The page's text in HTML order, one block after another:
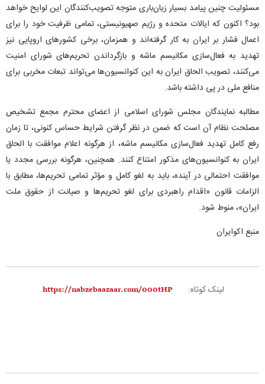
مسئولیت چنین پیامد بسیار زیان‌باری متوجه تصویب‌کنندگان این لوایح خواهد
بود؟ اکنون که ایالات متحده و رژیم صهیونیستی، تمامی ظرفیت خود را برای
اعمال فشار بر ایران به کار گرفته‌اند و همزمان، برخی کشورهای اروپایی نیز
تهدید به فعال‌سازی مکانیسم ماشه و بازگرداندن تحریم‌های شورای امنیت
می‌کنند، تصویب الحاق ایران به این کنوانسیون‌ها می‌تواند تبعات مخربی برای
منافع ملی در پی داشته باشد.
مطالبه نمایندگان مجلس شورای اسلامی از اعضای محترم مجمع تشخیص
مصلحت نظام آن است که ضمن در نظر گرفتن شرایط حساس کنونی، تا زمان
رفع کامل تهدید فعال‌سازی مکانیسم ماشه، از هرگونه اعلام موافقت با الحاق
ایران به کنوانسیون‌های مذکور امتناع کنند. همچنین، هرگونه بررسی مجدد یا
موافقت احتمالی در آینده، باید به لغو کامل و مؤثر تمامی تحریم‌ها، مطابق با
الزامات قانون «اقدام راهبردی برای لغو تحریم‌ها و صیانت از حقوق ملت
ایران»، منوط شود.
منبع اکوایران
لینک کوتاه: